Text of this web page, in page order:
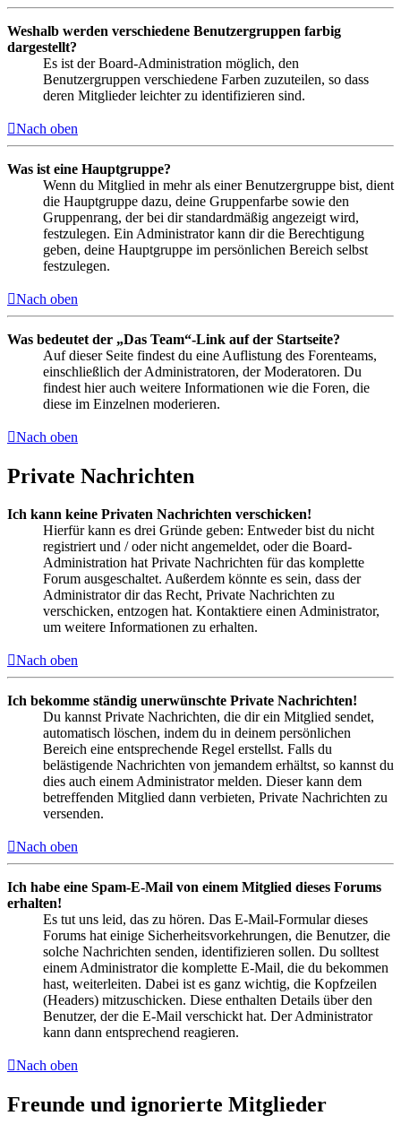
Weshalb werden verschiedene Benutzergruppen farbig
dargestellt?
Es ist der Board-Administration möglich, den
Benutzergruppen verschiedene Farben zuzuteilen, so dass
deren Mitglieder leichter zu identifizieren sind.
Nach oben
Was ist eine Hauptgruppe?
Wenn du Mitglied in mehr als einer Benutzergruppe bist, dient
die Hauptgruppe dazu, deine Gruppenfarbe sowie den
Gruppenrang, der bei dir standardmäßig angezeigt wird,
festzulegen. Ein Administrator kann dir die Berechtigung
geben, deine Hauptgruppe im persönlichen Bereich selbst
festzulegen.
Nach oben
Was bedeutet der „Das Team“-Link auf der Startseite?
Auf dieser Seite findest du eine Auflistung des Forenteams,
einschließlich der Administratoren, der Moderatoren. Du
findest hier auch weitere Informationen wie die Foren, die
diese im Einzelnen moderieren.
Nach oben
Private Nachrichten
Ich kann keine Privaten Nachrichten verschicken!
Hierfür kann es drei Gründe geben: Entweder bist du nicht
registriert und / oder nicht angemeldet, oder die Board-
Administration hat Private Nachrichten für das komplette
Forum ausgeschaltet. Außerdem könnte es sein, dass der
Administrator dir das Recht, Private Nachrichten zu
verschicken, entzogen hat. Kontaktiere einen Administrator,
um weitere Informationen zu erhalten.
Nach oben
Ich bekomme ständig unerwünschte Private Nachrichten!
Du kannst Private Nachrichten, die dir ein Mitglied sendet,
automatisch löschen, indem du in deinem persönlichen
Bereich eine entsprechende Regel erstellst. Falls du
belästigende Nachrichten von jemandem erhältst, so kannst du
dies auch einem Administrator melden. Dieser kann dem
betreffenden Mitglied dann verbieten, Private Nachrichten zu
versenden.
Nach oben
Ich habe eine Spam-E-Mail von einem Mitglied dieses Forums
erhalten!
Es tut uns leid, das zu hören. Das E-Mail-Formular dieses
Forums hat einige Sicherheitsvorkehrungen, die Benutzer, die
solche Nachrichten senden, identifizieren sollen. Du solltest
einem Administrator die komplette E-Mail, die du bekommen
hast, weiterleiten. Dabei ist es ganz wichtig, die Kopfzeilen
(Headers) mitzuschicken. Diese enthalten Details über den
Benutzer, der die E-Mail verschickt hat. Der Administrator
kann dann entsprechend reagieren.
Nach oben
Freunde und ignorierte Mitglieder